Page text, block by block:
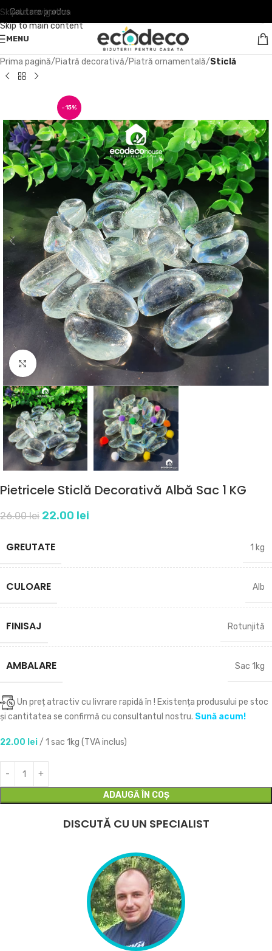
Skip to navigation
Skip to main content
MENU
Prima pagină Piatră decorativă Piatră ornamentală Sticlă
-15%
Click to enlarge
Pietricele Sticlă Decorativă Albă Sac 1 KG
26.00lei 22.00 lei
GREUTATE 1 kg
CULOARE Alb
FINISAJ Rotunjită
AMBALARE Sac 1kg
Un preț atractiv cu livrare rapidă în ! Existența produsului pe stoc
și cantitatea se confirmă cu consultantul nostru. Sună acum!
22.00 lei/ 1 sac 1kg (TVA inclus)
ADAUGĂ ÎN COȘ
DISCUTĂ CU UN SPECIALIST